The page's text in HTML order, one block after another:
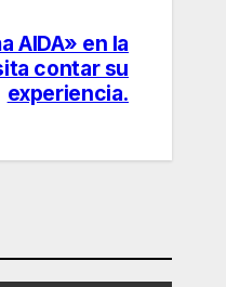
AIDA» en la
contar su
experiencia.